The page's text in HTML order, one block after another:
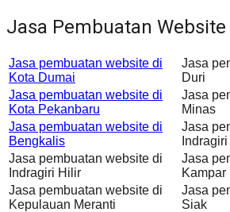
Jasa Pembuatan Website
Jasa pembuatan website di
Kota Dumai
Jasa
Duri
Jasa pembuatan website di
Kota Pekanbaru
Jasa
Minas
Jasa pembuatan website di
Bengkalis
Jasa
Jasa pembuatan website di
Indragiri Hilir
Jasa
Kampar
Jasa pembuatan website di
Kepulauan Meranti
Jasa
Siak